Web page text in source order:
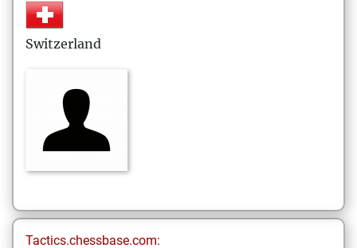
Switzerland
Tactics.chessbase.com: